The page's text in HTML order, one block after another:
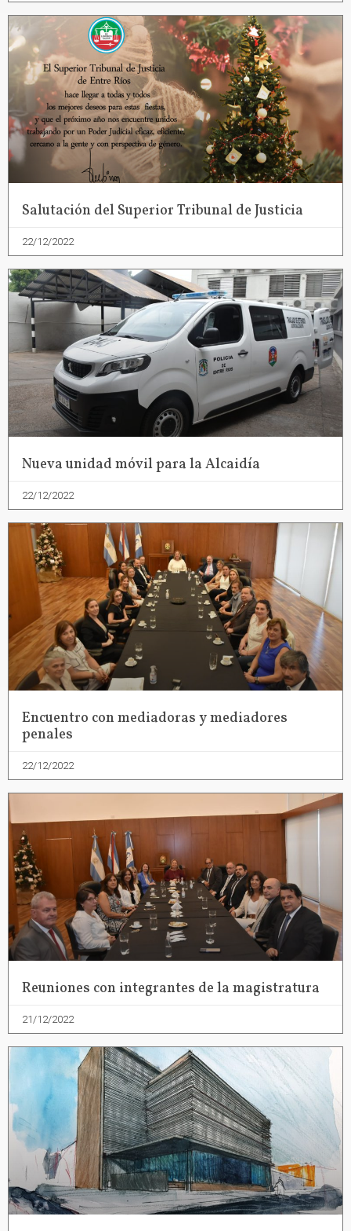
Salutación del Superior Tribunal de Justicia
22/12/2022
Nueva unidad móvil para la Alcaidía
22/12/2022
Encuentro con mediadoras y mediadores
penales
22/12/2022
Reuniones con integrantes de la magistratura
21/12/2022